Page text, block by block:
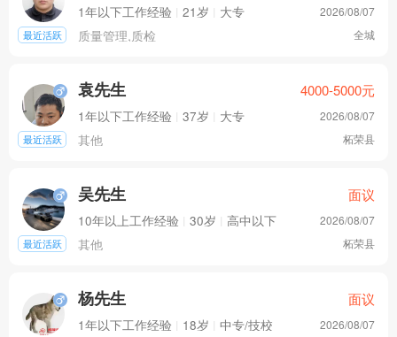
最近活跃
1年以下工作经验 21岁 大专
质量管理,质检
2026/08/07
全城
最近活跃
袁先生
1年以下工作经验 37岁 大专
其他
4000-5000元
2026/08/07
柘荣县
最近活跃
吴先生
10年以上工作经验 30岁 高中以下
其他
面议
2026/08/07
柘荣县
杨先生
1年以下工作经验 18岁 中专/技校
面议
2026/08/07